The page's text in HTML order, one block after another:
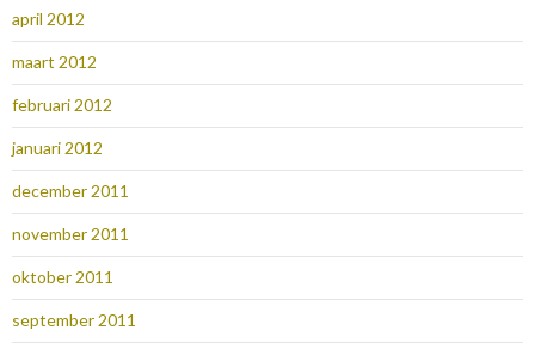
april 2012
maart 2012
februari 2012
januari 2012
december 2011
november 2011
oktober 2011
september 2011